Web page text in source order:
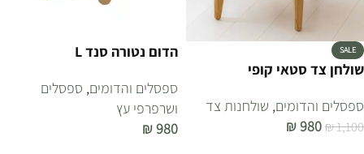
SALE
שולחן צד סטאי קופי
ספסלים והדומים, שולחנות צד
₪1,100
₪980
הדום נטורה סנד L
ספסלים והדומים, ספסלים
ושרפרפי עץ
₪980